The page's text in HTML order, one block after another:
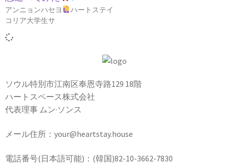
アンニョンハセヨ
ハートステイ
コリア大学生サ
ソウル特別市江南区奉恩寺路129 18階
ハートスペース株式会社
代表理事 ムン·ソンス
メール住所：your@heartstay.house
電話番号(日本語可能)：(韓国)82-10-3662-7830